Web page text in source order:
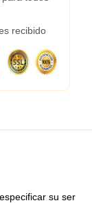
recibido
su ser